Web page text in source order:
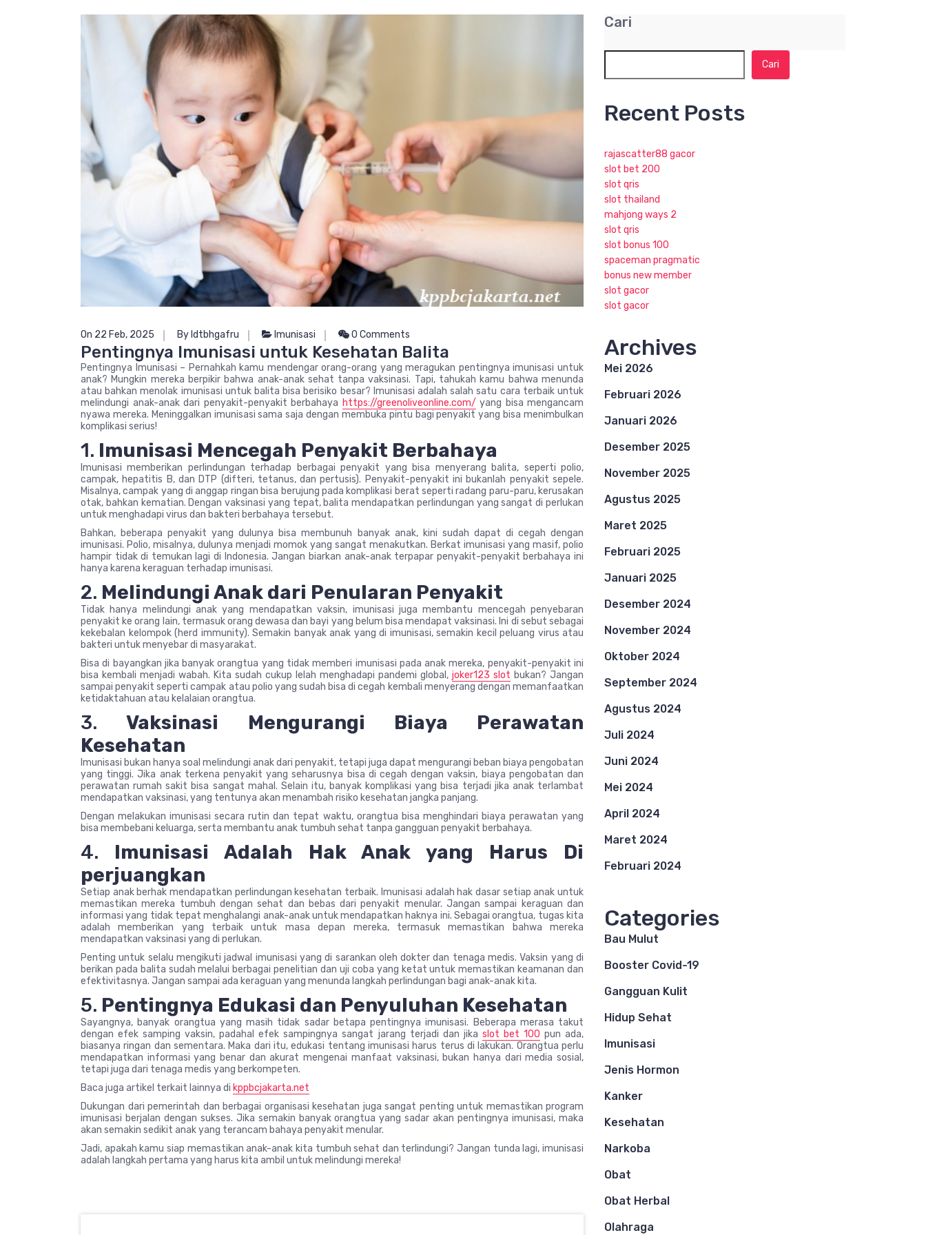
On 22 Feb, 2025 By ldtbhgafru Imunisasi 0 Comments
Pentingnya Imunisasi untuk Kesehatan Balita
Pentingnya Imunisasi – Pernahkah kamu mendengar orang-orang yang meragukan pentingnya imunisasi untuk
anak? Mungkin mereka berpikir bahwa anak-anak sehat tanpa vaksinasi. Tapi, tahukah kamu bahwa menunda
atau bahkan menolak imunisasi untuk balita bisa berisiko besar? Imunisasi adalah salah satu cara terbaik untuk
melindungi anak-anak dari penyakit-penyakit berbahaya https://greenoliveonline.com/ yang bisa mengancam
nyawa mereka. Meninggalkan imunisasi sama saja dengan membuka pintu bagi penyakit yang bisa menimbulkan
komplikasi serius!
1. Imunisasi Mencegah Penyakit Berbahaya
Imunisasi memberikan perlindungan terhadap berbagai penyakit yang bisa menyerang balita, seperti polio,
campak, hepatitis B, dan DTP (difteri, tetanus, dan pertusis). Penyakit-penyakit ini bukanlah penyakit sepele.
Misalnya, campak yang di anggap ringan bisa berujung pada komplikasi berat seperti radang paru-paru, kerusakan
otak, bahkan kematian. Dengan vaksinasi yang tepat, balita mendapatkan perlindungan yang sangat di perlukan
untuk menghadapi virus dan bakteri berbahaya tersebut.
Bahkan, beberapa penyakit yang dulunya bisa membunuh banyak anak, kini sudah dapat di cegah dengan
imunisasi. Polio, misalnya, dulunya menjadi momok yang sangat menakutkan. Berkat imunisasi yang masif, polio
hampir tidak di temukan lagi di Indonesia. Jangan biarkan anak-anak terpapar penyakit-penyakit berbahaya ini
hanya karena keraguan terhadap imunisasi.
2. Melindungi Anak dari Penularan Penyakit
Tidak hanya melindungi anak yang mendapatkan vaksin, imunisasi juga membantu mencegah penyebaran
penyakit ke orang lain, termasuk orang dewasa dan bayi yang belum bisa mendapat vaksinasi. Ini di sebut sebagai
kekebalan kelompok (herd immunity). Semakin banyak anak yang di imunisasi, semakin kecil peluang virus atau
bakteri untuk menyebar di masyarakat.
Bisa di bayangkan jika banyak orangtua yang tidak memberi imunisasi pada anak mereka, penyakit-penyakit ini
bisa kembali menjadi wabah. Kita sudah cukup lelah menghadapi pandemi global, joker123 slot bukan? Jangan
sampai penyakit seperti campak atau polio yang sudah bisa di cegah kembali menyerang dengan memanfaatkan
ketidaktahuan atau kelalaian orangtua.
3.Vaksinasi Mengurangi Biaya Perawatan
Kesehatan
Imunisasi bukan hanya soal melindungi anak dari penyakit, tetapi juga dapat mengurangi beban biaya pengobatan
yang tinggi. Jika anak terkena penyakit yang seharusnya bisa di cegah dengan vaksin, biaya pengobatan dan
perawatan rumah sakit bisa sangat mahal. Selain itu, banyak komplikasi yang bisa terjadi jika anak terlambat
mendapatkan vaksinasi, yang tentunya akan menambah risiko kesehatan jangka panjang.
Dengan melakukan imunisasi secara rutin dan tepat waktu, orangtua bisa menghindari biaya perawatan yang
bisa membebani keluarga, serta membantu anak tumbuh sehat tanpa gangguan penyakit berbahaya.
4. Imunisasi Adalah Hak Anak yang Harus Di
perjuangkan
Setiap anak berhak mendapatkan perlindungan kesehatan terbaik. Imunisasi adalah hak dasar setiap anak untuk
memastikan mereka tumbuh dengan sehat dan bebas dari penyakit menular. Jangan sampai keraguan dan
informasi yang tidak tepat menghalangi anak-anak untuk mendapatkan haknya ini. Sebagai orangtua, tugas kita
adalah memberikan yang terbaik untuk masa depan mereka, termasuk memastikan bahwa mereka
mendapatkan vaksinasi yang di perlukan.
Penting untuk selalu mengikuti jadwal imunisasi yang di sarankan oleh dokter dan tenaga medis. Vaksin yang di
berikan pada balita sudah melalui berbagai penelitian dan uji coba yang ketat untuk memastikan keamanan dan
efektivitasnya. Jangan sampai ada keraguan yang menunda langkah perlindungan bagi anak-anak kita.
5. Pentingnya Edukasi dan Penyuluhan Kesehatan
Sayangnya, banyak orangtua yang masih tidak sadar betapa pentingnya imunisasi. Beberapa merasa takut
dengan efek samping vaksin, padahal efek sampingnya sangat jarang terjadi dan jika slot bet 100 pun ada,
biasanya ringan dan sementara. Maka dari itu, edukasi tentang imunisasi harus terus di lakukan. Orangtua perlu
mendapatkan informasi yang benar dan akurat mengenai manfaat vaksinasi, bukan hanya dari media sosial,
tetapi juga dari tenaga medis yang berkompeten.
Baca juga artikel terkait lainnya di kppbcjakarta.net
Dukungan dari pemerintah dan berbagai organisasi kesehatan juga sangat penting untuk memastikan program
imunisasi berjalan dengan sukses. Jika semakin banyak orangtua yang sadar akan pentingnya imunisasi, maka
akan semakin sedikit anak yang terancam bahaya penyakit menular.
Jadi, apakah kamu siap memastikan anak-anak kita tumbuh sehat dan terlindungi? Jangan tunda lagi, imunisasi
adalah langkah pertama yang harus kita ambil untuk melindungi mereka!
Cari
Cari
Recent Posts
rajascatter88 gacor
slot bet 200
slot qris
slot thailand
mahjong ways 2
slot qris
slot bonus 100
spaceman pragmatic
bonus new member
slot gacor
slot gacor
Archives
Mei 2026
Februari 2026
Januari 2026
Desember 2025
November 2025
Agustus 2025
Maret 2025
Februari 2025
Januari 2025
Desember 2024
November 2024
Oktober 2024
September 2024
Agustus 2024
Juli 2024
Juni 2024
Mei 2024
April 2024
Maret 2024
Februari 2024
Categories
Bau Mulut
Booster Covid-19
Gangguan Kulit
Hidup Sehat
Imunisasi
Jenis Hormon
Kanker
Kesehatan
Narkoba
Obat
Obat Herbal
Olahraga